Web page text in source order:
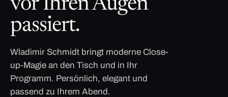
vor Ihren Augen
passiert.
Wladimir Schmidt bringt moderne Close-
up-Magie an den Tisch und in Ihr
Programm. Persönlich, elegant und
passend zu Ihrem Abend.